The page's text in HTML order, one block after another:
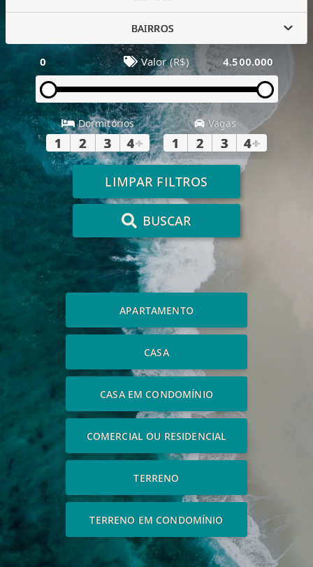
BAIRROS
0 Valor (R$) 4.500.000
Dormitórios
1 2 3 4+
Vagas
1 2 3 4+
LIMPAR FILTROS
BUSCAR
APARTAMENTO
CASA
CASA EM CONDOMÍNIO
COMERCIAL OU RESIDENCIAL
TERRENO
TERRENO EM CONDOMÍNIO